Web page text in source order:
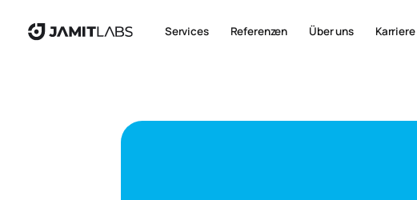
Services Referenzen Über uns Karriere